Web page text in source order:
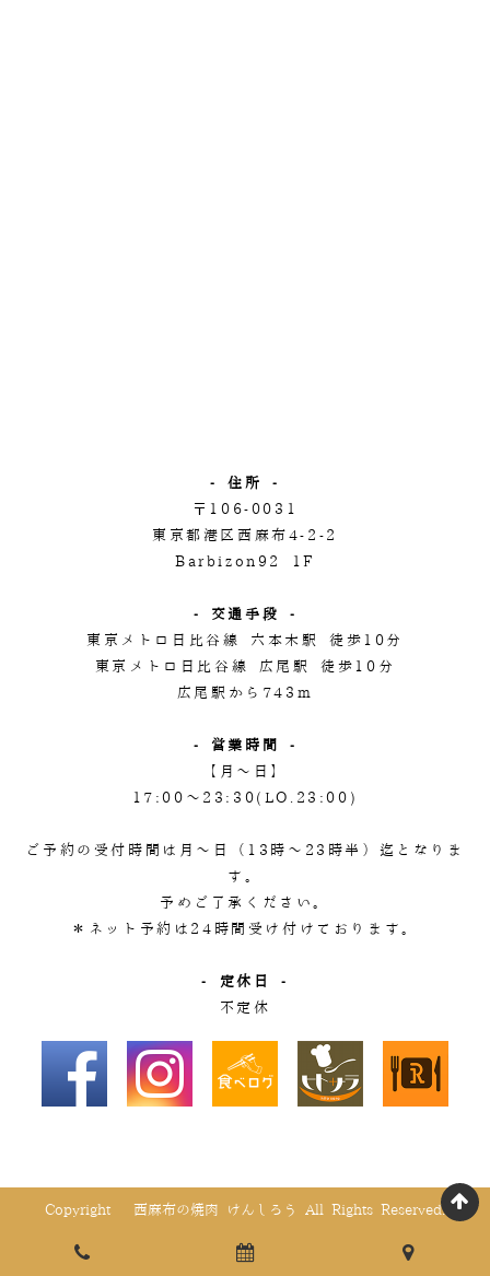
- 住所 -
〒106-0031
東京都港区西麻布4-2-2
Barbizon92 1F
- 交通手段 -
東京メトロ日比谷線 六本木駅 徒歩10分
東京メトロ日比谷線 広尾駅 徒歩10分
広尾駅から743m
- 営業時間 -
【月～日】
17:00～23:30(LO.23:00)
ご予約の受付時間は月～日（13時～23時半）迄となりま
す。
予めご了承ください。
＊ネット予約は24時間受け付けております。
- 定休日 -
不定休
Copyright © 西麻布の焼肉 けんしろう All Rights Reserved.